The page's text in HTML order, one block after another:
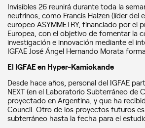
Invisibles 26 reunirá durante toda la
neutrinos, como Francis Halzen (líder
europeo ASYMMETRY, financiado por el
Europea, con el objetivo de fomentar la
investigación e innovación mediante el
IGFAE José Ángel Hernando Morata
El IGFAE en Hyper-Kamiokande
Desde hace años, personal del IGFAE
NEXT (en el Laboratorio Subterráneo de
proyectado en Argentina, y que ha
Council. Otro de los proyectos futuros
subterráneo hasta la fecha para el